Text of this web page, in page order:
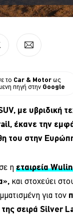
το Car & Motor ως
πηγή στην Google
με υβριδική
έκανε την
του στην
η εταιρεία
και στοχεύει
για τον
της σειρά Silver